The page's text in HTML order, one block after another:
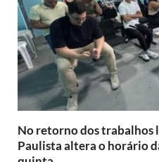
No retorno dos trabalhos
Paulista altera o horário